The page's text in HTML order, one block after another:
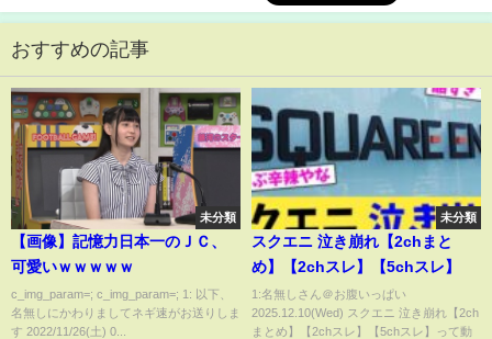
おすすめの記事
未分類
【画像】記憶力日本一のＪＣ、
可愛いｗｗｗｗｗ
c_img_param=; c_img_param=; 1: 以下、
名無しにかわりましてネギ速がお送りしま
す 2022/11/26(土) 0...
未分類
スクエニ 泣き崩れ【2chまと
め】【2chスレ】【5chスレ】
1:名無しさん＠お腹いっぱい
2025.12.10(Wed) スクエニ 泣き崩れ【2ch
まとめ】【2chスレ】【5chスレ】って動